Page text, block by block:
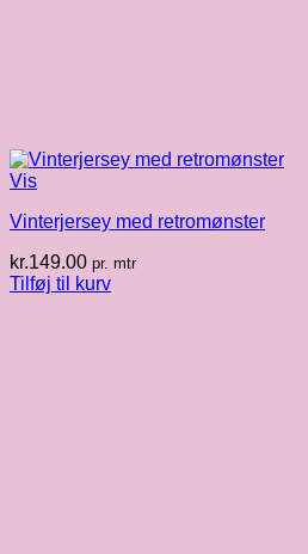
Vis
Vinterjersey med retromønster
kr.149.00 pr. mtr
Tilføj til kurv